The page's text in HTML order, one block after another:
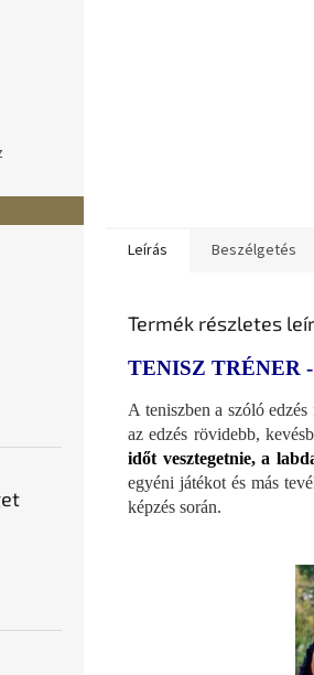
Leírás Beszélgetés
Termék részletes
TENISZ TRÉNER
A teniszben a szóló
az edzés rövidebb,
időt vesztegetnie, a
egyéni játékot és más
képzés során.